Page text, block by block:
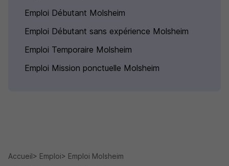
Emploi Débutant Molsheim
Emploi Débutant sans expérience Molsheim
Emploi Temporaire Molsheim
Emploi Mission ponctuelle Molsheim
Accueil Emploi
Emploi Molsheim